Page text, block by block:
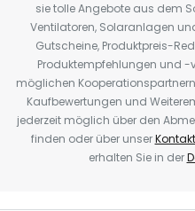
sie tolle Angebote aus dem
Ventilatoren, Solaranlagen
Gutscheine, Produktpreis-
Produktempfehlungen und
möglichen
Kaufbewertungen und
jederzeit möglich über den
finden oder über unser
erhalten Sie in der